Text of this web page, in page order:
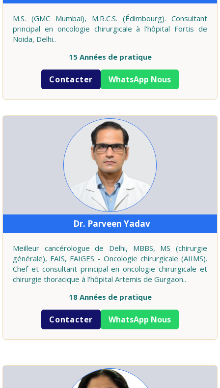
M.S. (GMC Mumbai), M.R.C.S. (Édimbourg). Consultant
principal en oncologie chirurgicale à l'hôpital Fortis de
Noida, Delhi..
15 Années de pratique
Contacter WhatsApp Nous
Dr. Parveen Yadav
Meilleur cancérologue de Delhi, MBBS, MS (chirurgie
générale), FAIS, FAIGES - Oncologie chirurgicale (AIIMS).
Chef et consultant principal en oncologie chirurgicale et
chirurgie thoracique à l'hôpital Artemis de Gurgaon..
18 Années de pratique
Contacter WhatsApp Nous